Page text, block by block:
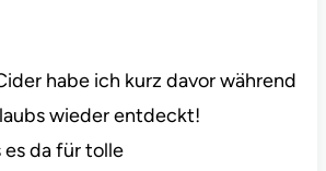
habe ich kurz davor während
wieder entdeckt!
es da für tolle